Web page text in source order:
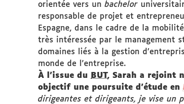
orientée vers un bachelor
responsable de projet et
Espagne, dans le cadre de la
très intéressée par le management
domaines liés à la gestion
monde de l’entreprise.
À l'issue du
BUT, Sarah a rejoint
objectif une poursuite d’étude en
dirigeantes et dirigeants, je vise un